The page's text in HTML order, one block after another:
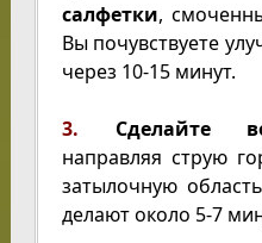
салфетки,
Вы почувствуете
через 10-15 минут.
3. Сделайте
направляя струю
затылочную
делают около 5-7